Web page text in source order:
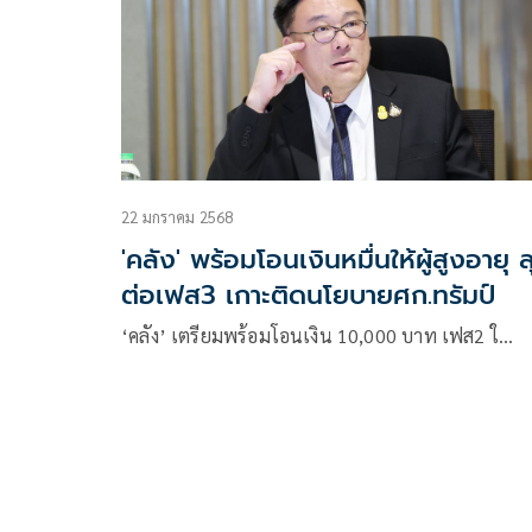
22 มกราคม 2568
'คลัง' พร้อมโอนเงินหมื่นให้ผู้สูงอายุ
ต่อเฟส3 เกาะติดนโยบายศก.ทรัมป์
‘คลัง’ เตรียมพร้อมโอนเงิน 10,000 บาท เฟส2 ใ…